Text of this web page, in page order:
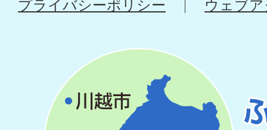
プライバシーポリシー
ウェブ